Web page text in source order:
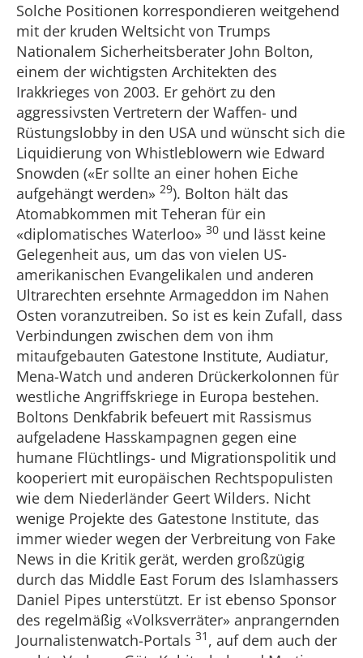
Solche Positionen korrespondieren weitgehend
mit der kruden Weltsicht von Trumps
Nationalem Sicherheitsberater John Bolton,
einem der wichtigsten Architekten des
Irakkrieges von 2003. Er gehört zu den
aggressivsten Vertretern der Waffen- und
Rüstungslobby in den USA und wünscht sich die
Liquidierung von Whistleblowern wie Edward
Snowden («Er sollte an einer hohen Eiche
aufgehängt werden» 29). Bolton hält das
Atomabkommen mit Teheran für ein
«diplomatisches Waterloo» 30 und lässt keine
Gelegenheit aus, um das von vielen US-
amerikanischen Evangelikalen und anderen
Ultrarechten ersehnte Armageddon im Nahen
Osten voranzutreiben. So ist es kein Zufall, dass
Verbindungen zwischen dem von ihm
mitaufgebauten Gatestone Institute, Audiatur,
Mena-Watch und anderen Drückerkolonnen für
westliche Angriffskriege in Europa bestehen.
Boltons Denkfabrik befeuert mit Rassismus
aufgeladene Hasskampagnen gegen eine
humane Flüchtlings- und Migrationspolitik und
kooperiert mit europäischen Rechtspopulisten
wie dem Niederländer Geert Wilders. Nicht
wenige Projekte des Gatestone Institute, das
immer wieder wegen der Verbreitung von Fake
News in die Kritik gerät, werden großzügig
durch das Middle East Forum des Islamhassers
Daniel Pipes unterstützt. Er ist ebenso Sponsor
des regelmäßig «Volksverräter» anprangernden
Journalistenwatch-Portals 31 , auf dem auch der